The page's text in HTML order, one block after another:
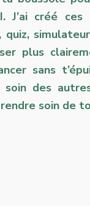
J’ai créé
quiz,
plus
sans
soin des
soin de